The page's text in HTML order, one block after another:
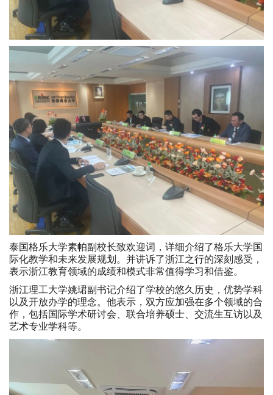
泰国格乐大学素帕副校长致欢迎词，详细介绍了格乐大学国
际化教学和未来发展规划。并讲诉了浙江之行的深刻感受，
表示浙江教育领域的成绩和模式非常值得学习和借鉴。
浙江理工大学姚珺副书记介绍了学校的悠久历史，优势学科
以及开放办学的理念。他表示，双方应加强在多个领域的合
作，包括国际学术研讨会、联合培养硕士、交流生互访以及
艺术专业学科等。